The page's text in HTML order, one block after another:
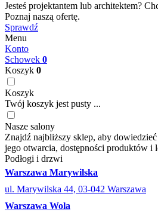
Jesteś projektantem lub architektem?
Poznaj naszą ofertę.
Sprawdź
Menu
Konto
Schowek 0
Koszyk 0
Koszyk
Twój koszyk jest pusty ...
Nasze salony
Znajdź najbliższy sklep, aby
jego otwarcia, dostępności produktów i
Podłogi i drzwi
Warszawa Marywilska
ul. Marywilska 44, 03-042 Warszawa
Warszawa Wola